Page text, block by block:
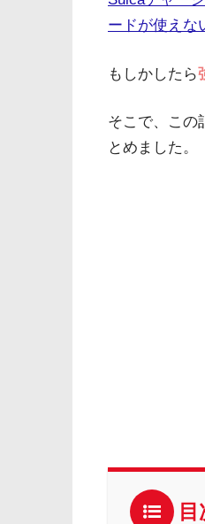
ードが使えな
もしかしたら
そこで、この
とめました。
目